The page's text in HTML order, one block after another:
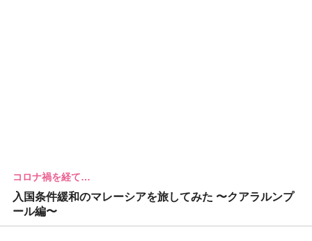
コロナ禍を経て…
入国条件緩和のマレーシアを旅してみた 〜クアラルンプ
ール編〜